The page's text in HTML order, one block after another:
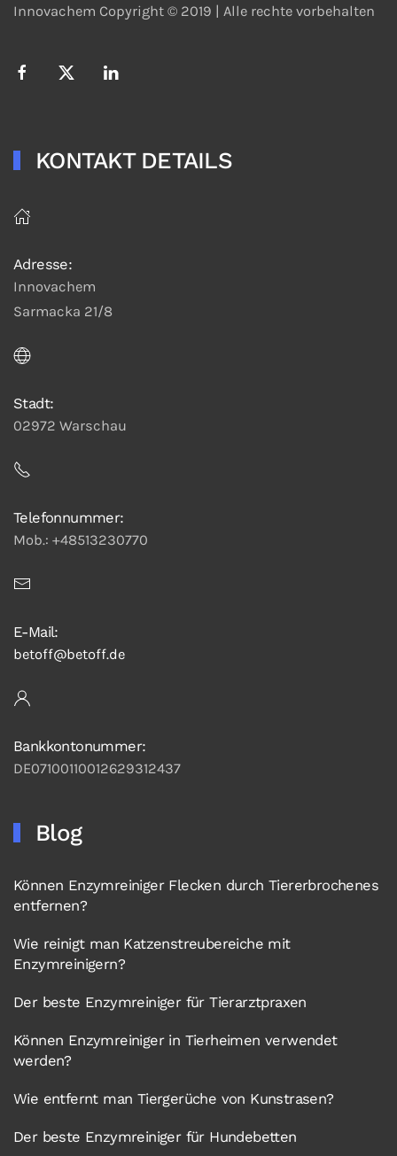
Innovachem Copyright © 2019 | Alle rechte vorbehalten
KONTAKT DETAILS
Adresse:
Innovachem
Sarmacka 21/8
Stadt:
02972 Warschau
Telefonnummer:
Mob.: +48513230770
E-Mail:
betoff@betoff.de
Bankkontonummer:
DE07100110012629312437
Blog
Können Enzymreiniger Flecken durch Tiererbrochenes
entfernen?
Wie reinigt man Katzenstreubereiche mit
Enzymreinigern?
Der beste Enzymreiniger für Tierarztpraxen
Können Enzymreiniger in Tierheimen verwendet
werden?
Wie entfernt man Tiergerüche von Kunstrasen?
Der beste Enzymreiniger für Hundebetten